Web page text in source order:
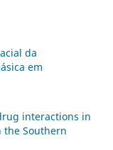
da
em
interactions in
Southern